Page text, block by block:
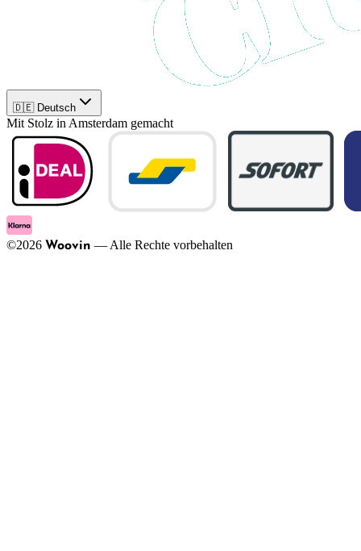
🇩🇪 Deutsch
Mit Stolz in Amsterdam gemacht
©2026 Woovin — Alle Rechte vorbehalten